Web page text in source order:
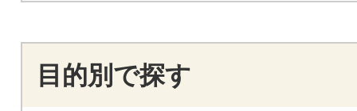
目的別で探す